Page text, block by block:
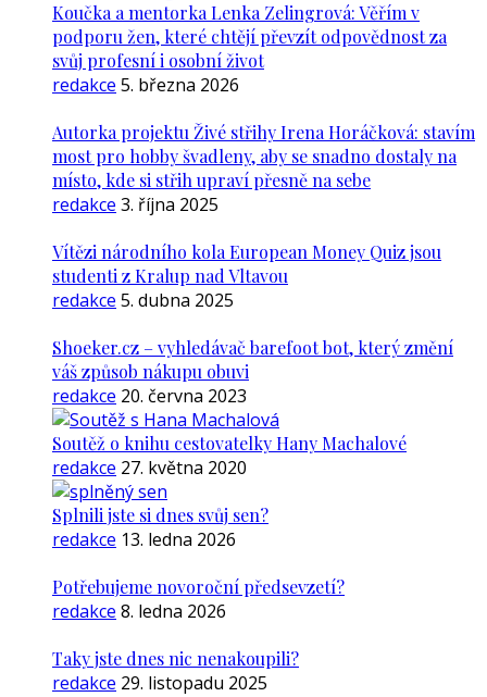
Koučka a mentorka Lenka Zelingrová: Věřím v
podporu žen, které chtějí převzít odpovědnost za
svůj profesní i osobní život
redakce 5. března 2026
Autorka projektu Živé střihy Irena Horáčková: stavím
most pro hobby švadleny, aby se snadno dostaly na
místo, kde si střih upraví přesně na sebe
redakce 3. října 2025
Vítězi národního kola European Money Quiz jsou
studenti z Kralup nad Vltavou
redakce 5. dubna 2025
Shoeker.cz – vyhledávač barefoot bot, který změní
váš způsob nákupu obuvi
redakce 20. června 2023
Soutěž o knihu cestovatelky Hany Machalové
redakce 27. května 2020
Splnili jste si dnes svůj sen?
redakce 13. ledna 2026
Potřebujeme novoroční předsevzetí?
redakce 8. ledna 2026
Taky jste dnes nic nenakoupili?
redakce 29. listopadu 2025